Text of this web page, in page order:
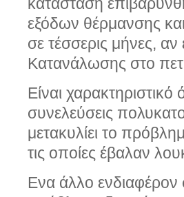
εξόδων θέρμανσης
σε τέσσερις μήνες,
Κατανάλωσης στο
Είναι
συνελεύσεις
μετακυλίει το
τις οποίες έβαλαν
Ενα άλλο ενδιαφέρον